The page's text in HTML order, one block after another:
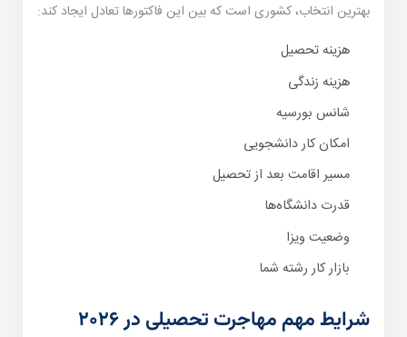
بهترین انتخاب، کشوری است که بین این فاکتورها تعادل ایجاد کند:
هزینه تحصیل
هزینه زندگی
شانس بورسیه
امکان کار دانشجویی
مسیر اقامت بعد از تحصیل
قدرت دانشگاه‌ها
وضعیت ویزا
بازار کار رشته شما
شرایط مهم مهاجرت تحصیلی در ۲۰۲۶